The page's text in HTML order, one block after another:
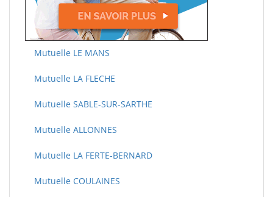
Mutuelle LE MANS
Mutuelle LA FLECHE
Mutuelle SABLE-SUR-SARTHE
Mutuelle ALLONNES
Mutuelle LA FERTE-BERNARD
Mutuelle COULAINES